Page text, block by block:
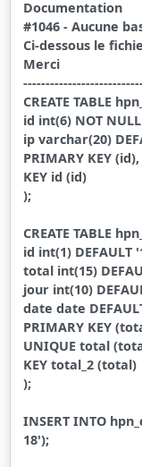
Documentation
#1046 - Aucune
Ci-dessous le
Merci
CREATE TABLE
id int(6) NOT
ip varchar(20)
PRIMARY KEY (id),
KEY id (id)
);
CREATE TABLE
id int(1) DEFAULT
total int(15)
jour int(10)
date date
PRIMARY KEY
UNIQUE total
KEY total_2 (total)
);
INSERT INTO
18');